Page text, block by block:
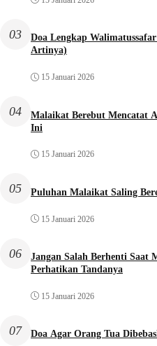
03
Doa Lengkap
Artinya)
15 Januari 2026
04
Malaikat Berebut Mencatat
Ini
15 Januari 2026
05 Puluhan Malaikat Saling
15 Januari 2026
06
Jangan Salah Berhenti Saat
Perhatikan Tandanya
15 Januari 2026
07 Doa Agar Orang Tua